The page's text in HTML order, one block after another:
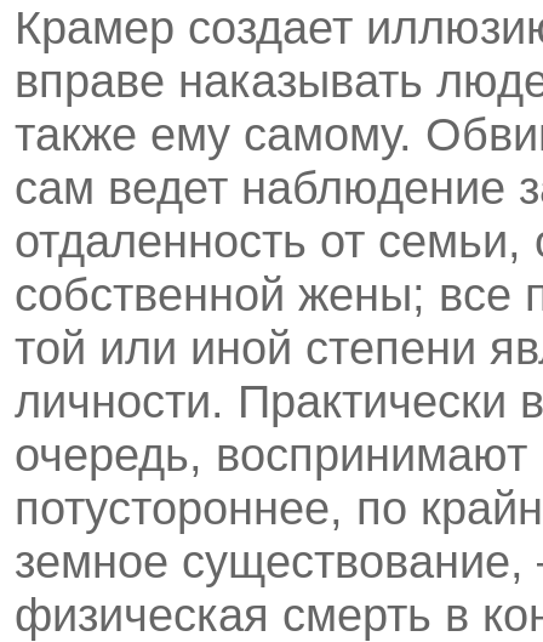
Крамер создает
вправе наказывать
также ему самому.
сам ведет наблюдение
отдаленность от семьи,
собственной жены; все
той или иной степени
личности. Практически
очередь,
потустороннее, по
земное
физическая смерть в